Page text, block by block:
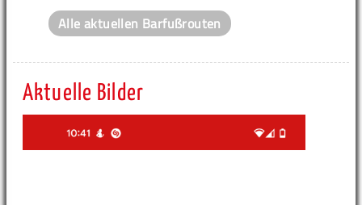
Alle aktuellen Barfußrouten
Aktuelle Bilder